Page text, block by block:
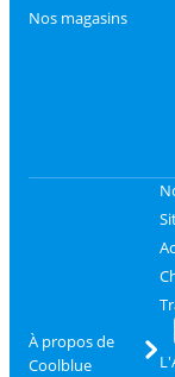
Nos magasins
À propos de
Coolblue